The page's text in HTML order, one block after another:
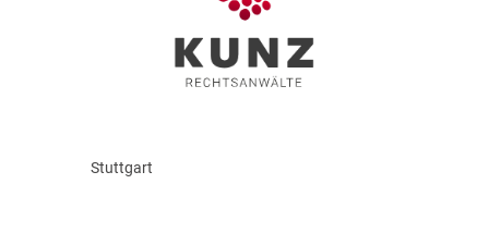
Stuttgart